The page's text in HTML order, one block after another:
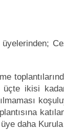
ikisi
daha Kurula